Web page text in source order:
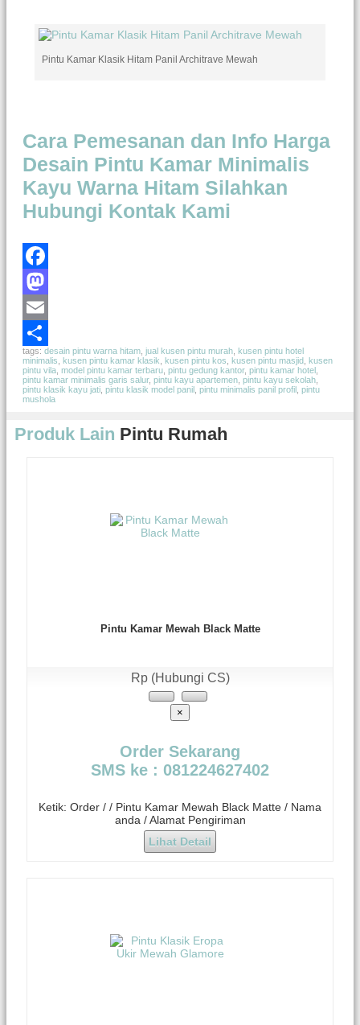
Pintu Kamar Klasik Hitam Panil Architrave Mewah
Cara Pemesanan dan Info Harga
Desain Pintu Kamar Minimalis
Kayu Warna Hitam Silahkan
Hubungi Kontak Kami
Facebook
Mastodon
Email
Share
tags: desain pintu warna hitam jual kusen pintu murah kusen pintu hotel
minimalis kusen pintu kamar klasik kusen pintu kos kusen pintu masjid kusen
pintu vila model pintu kamar terbaru pintu gedung kantor, pintu kamar hotel
pintu kamar minimalis garis salur, pintu kayu apartemen pintu kayu sekolah
pintu klasik kayu jati pintu klasik model panil pintu minimalis panil profil pintu
mushola
Produk Lain Pintu Rumah
Pintu Kamar Mewah Black Matte
Rp (Hubungi CS)
×
Order Sekarang
SMS ke : 081224627402
Ketik: Order / / Pintu Kamar Mewah Black Matte / Nama
anda / Alamat Pengiriman
Lihat Detail